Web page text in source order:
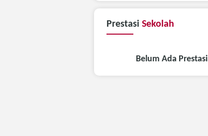
Prestasi Sekolah
Belum Ada Prestasi